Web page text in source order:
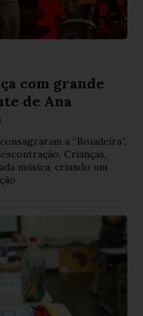
com grande
de Ana
a “Boiadeira”,
Crianças,
música, criando um